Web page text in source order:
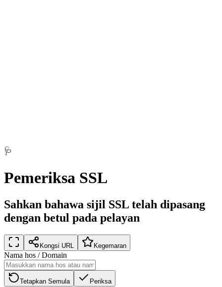
🩺
Pemeriksa SSL
Sahkan bahawa sijil SSL telah dipasang
dengan betul pada pelayan
Kongsi URL Kegemaran
Nama hos / Domain
Tetapkan Semula Periksa